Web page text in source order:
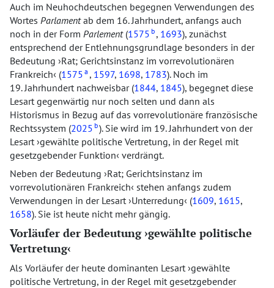
Auch im Neuhochdeutschen begegnen Verwendungen des
Wortes Parlamentab dem 16. Jahrhundert, anfangs auch
noch in der Form Parlement(1575 b , 1693), zunächst
entsprechend der Entlehnungsgrundlage besonders in der
Bedeutung Rat; Gerichtsinstanz im vorrevolutionären
Frankreich (1575 a , 1597, 1698, 1783). Noch im
19. Jahrhundert nachweisbar (1844, 1845), begegnet diese
Lesart gegenwärtig nur noch selten und dann als
Historismus in Bezug auf das vorrevolutionäre französische
Rechtssystem (2025 b). Sie wird im 19. Jahrhundert von der
Lesart gewählte politische Vertretung, in der Regel mit
gesetzgebender Funktion verdrängt.
Neben der Bedeutung Rat; Gerichtsinstanz im
vorrevolutionären Frankreich stehen anfangs zudem
Verwendungen in der Lesart Unterredung (1609, 1615,
1658). Sie ist heute nicht mehr gängig.
Vorläufer der Bedeutung gewählte politische
Vertretung
Als Vorläufer der heute dominanten Lesart gewählte
politische Vertretung, in der Regel mit gesetzgebender